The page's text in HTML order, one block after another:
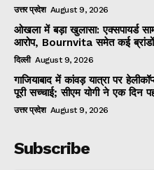
उत्तर प्रदेश August 9, 2026
ओखला में बड़ा खुलासा: एक्सपायर्ड
आरोप, Bournvita समेत कई ब्रांडों
दिल्ली August 9, 2026
गाजियाबाद में कांवड़ यात्रा पर
पूरी सच्चाई; सीएम योगी ने एक दिन
उत्तर प्रदेश August 9, 2026
Subscribe